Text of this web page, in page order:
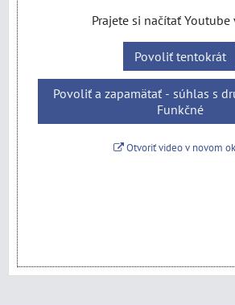
Prajete si načítať Youtube
Povoliť tentokrát
Povoliť a zapamätať - súhlas s
Funkčné
Otvoriť video v novom